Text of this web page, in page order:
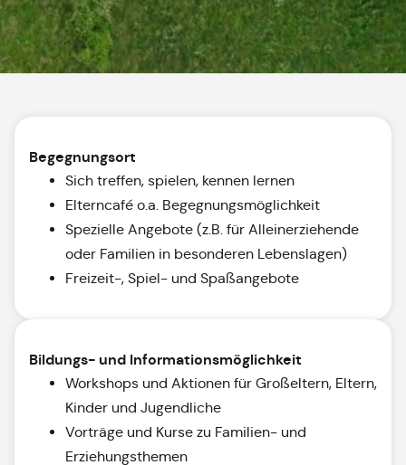
Begegnungsort
Sich treffen, spielen, kennen lernen
Elterncafé o.a. Begegnungsmöglichkeit
Spezielle Angebote (z.B. für Alleinerziehende
oder Familien in besonderen Lebenslagen)
Freizeit-, Spiel- und Spaßangebote
Bildungs- und Informationsmöglichkeit
Workshops und Aktionen für Großeltern, Eltern,
Kinder und Jugendliche
Vorträge und Kurse zu Familien- und
Erziehungsthemen